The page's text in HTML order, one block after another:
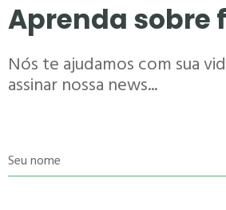
Aprenda sobre
Nós te ajudamos com sua
assinar nossa news...
Seu nome